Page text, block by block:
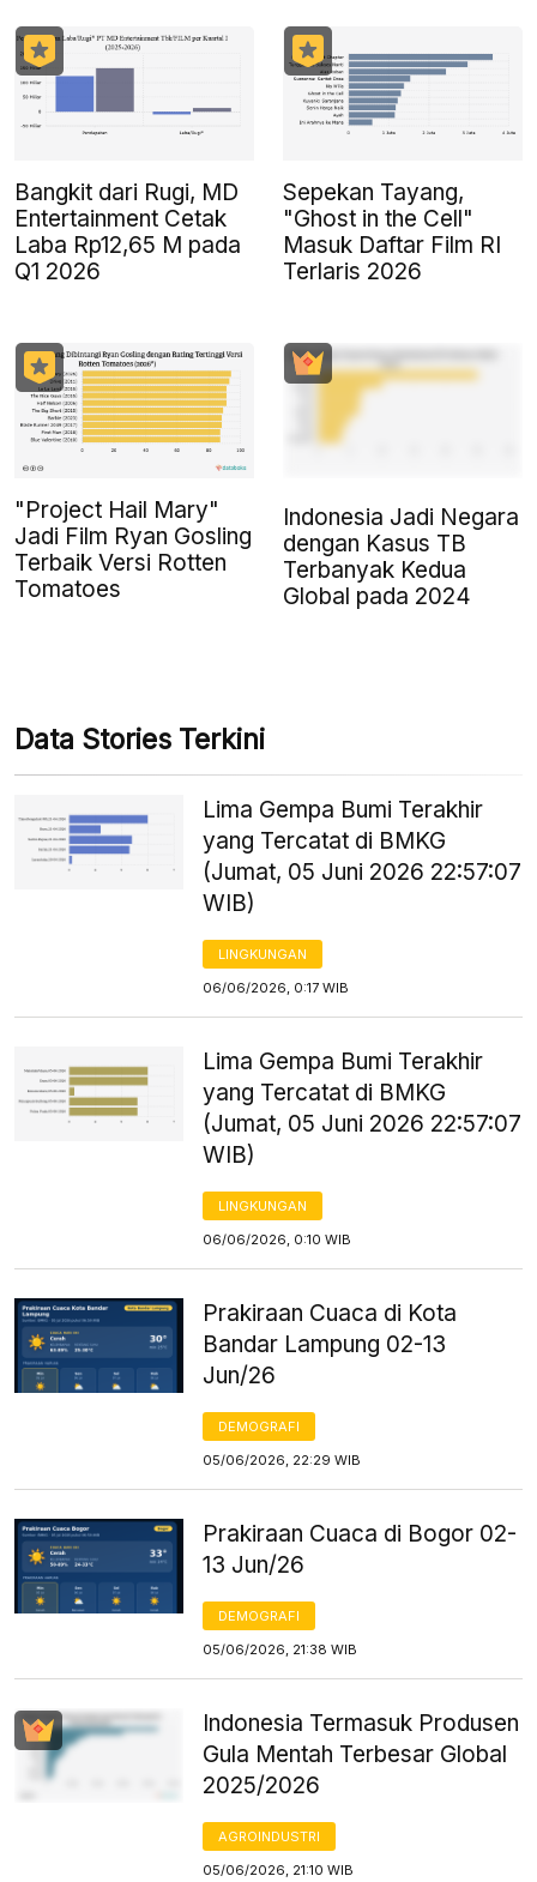
Bangkit dari Rugi, MD
Entertainment Cetak
Laba Rp12,65 M pada
Q1 2026
Sepekan Tayang,
"Ghost in the Cell"
Masuk Daftar Film RI
Terlaris 2026
"Project Hail Mary"
Jadi Film Ryan Gosling
Terbaik Versi Rotten
Tomatoes
Indonesia Jadi Negara
dengan Kasus TB
Terbanyak Kedua
Global pada 2024
Data Stories Terkini
Lima Gempa Bumi Terakhir
yang Tercatat di BMKG
(Jumat, 05 Juni 2026 22:57:07
WIB)
LINGKUNGAN
06/06/2026, 0:17 WIB
Lima Gempa Bumi Terakhir
yang Tercatat di BMKG
(Jumat, 05 Juni 2026 22:57:07
WIB)
LINGKUNGAN
06/06/2026, 0:10 WIB
Prakiraan Cuaca di Kota
Bandar Lampung 02-13
Jun/26
DEMOGRAFI
05/06/2026, 22:29 WIB
Prakiraan Cuaca di Bogor 02-
13 Jun/26
DEMOGRAFI
05/06/2026, 21:38 WIB
Indonesia Termasuk Produsen
Gula Mentah Terbesar Global
2025/2026
AGROINDUSTRI
05/06/2026, 21:10 WIB